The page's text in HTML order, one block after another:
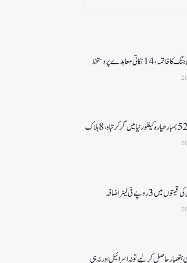
14نکاتی معاہدے پر دستخط
3 روپے فی لیٹر اضافہ
حاصل کرلیے تو نہ اسرائیل اور نہ ہی